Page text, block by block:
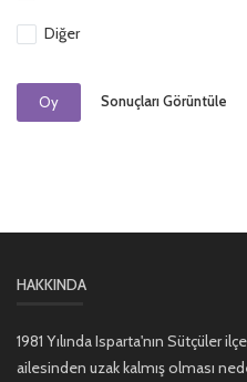
Diğer
Oy Sonuçları Görüntüle
HAKKINDA
1981 Yılında Isparta'nın Sütçüler
ailesinden uzak kalmış olması